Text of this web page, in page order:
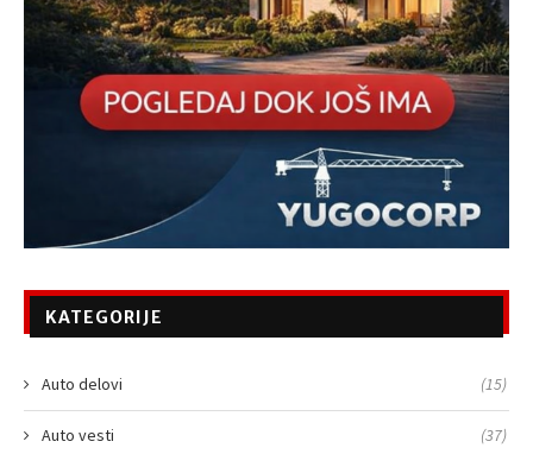
KATEGORIJE
Auto delovi (15)
Auto vesti (37)